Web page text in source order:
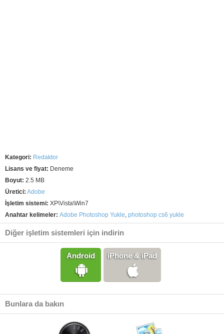
Kategori: Redaktor
Lisans ve fiyat: Deneme
Boyut: 2.5 MB
Üretici: Adobe
İşletim sistemi: XP\Vista\Win7
Anahtar kelimeler: Adobe Photoshop Yukle photoshop cs6 yukle
Diğer işletim sistemleri için indirin
Android iPhone & iPad
Bunlara da bakın